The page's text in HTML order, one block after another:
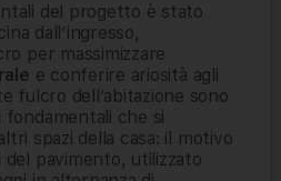
del progetto è stato
dall’ingresso,
per massimizzare
e conferire ariosità agli
fulcro dell’abitazione sono
che si
spazi della casa: il motivo
del pavimento, utilizzato